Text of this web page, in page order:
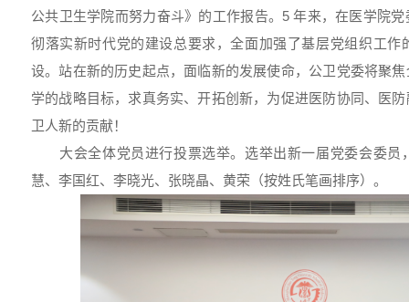
公共卫生学院而努力奋斗》的工作报告。5 年来，在医学院
彻落实新时代党的建设总要求，全面加强了基层党组织工作
设。站在新的历史起点，面临新的发展使命，公卫党委将聚
学的战略目标，求真务实、开拓创新，为促进医防协同、医
卫人新的贡献！
大会全体党员进行投票选举。选举出新一届党委会委员
慧、李国红、李晓光、张晓晶、黄荣（按姓氏笔画排序）。